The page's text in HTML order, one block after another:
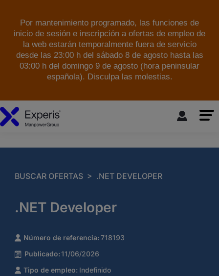
Por mantenimiento programado, las funciones de
inicio de sesión e inscripción a ofertas de empleo de
la web estarán temporalmente fuera de servicio
desde las 23:00 h del sábado 8 de agosto hasta las
03:00 h del domingo 9 de agosto (hora peninsular
española). Disculpa las molestias.
BUSCAR OFERTAS > .NET DEVELOPER
.NET Developer
Número de referencia: 718193
Publicado: 11/06/2026
Tipo de empleo: Indefinido